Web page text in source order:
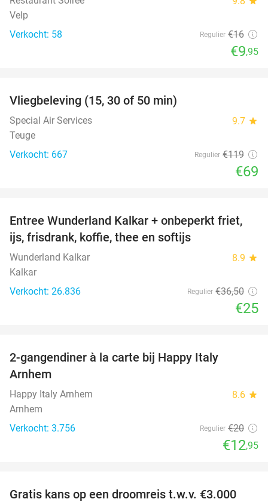
Velp
Verkocht: 58
Regulier €16
€9,95
Vliegbeleving (15, 30 of 50 min)
Special Air Services 9.7 star
Teuge
Verkocht: 667
Regulier €119
€69
32%
Entree Wunderland Kalkar + onbeperkt friet,
ijs, frisdrank, koffie, thee en softijs
Wunderland Kalkar 8.9 star
Kalkar
Verkocht: 26.836
Regulier €36,50
€25
2-gangendiner à la carte bij Happy Italy
Arnhem
Happy Italy Arnhem 8.6 star
Arnhem
Verkocht: 3.756
Regulier €20
€12,95
Gratis kans op een droomreis t.w.v. €3.000